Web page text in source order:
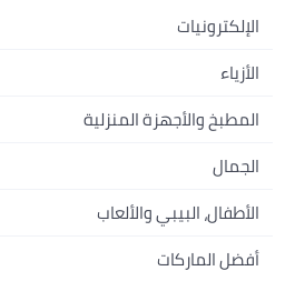
الإلكترونيات
الهواتف المتحركة
أجهزة الكمبيوتر المحمولة
الأجهزة المنزلية
التلفزيونات
سماعات الرأس
الأزياء
أزياء نسائية
أزياء البنات
أزياء الأولاد
ساعات يد للنساء
المطبخ والأجهزة المنزلية
المطبخ وأدوات الطعام
مستلزمات الحمام
ديكورات المنازل
الجمال
العطور النسائية
المكياج
الأطفال، البيبي والألعاب
عربات الأطفال وإكسسواراتها
أفضل الماركات